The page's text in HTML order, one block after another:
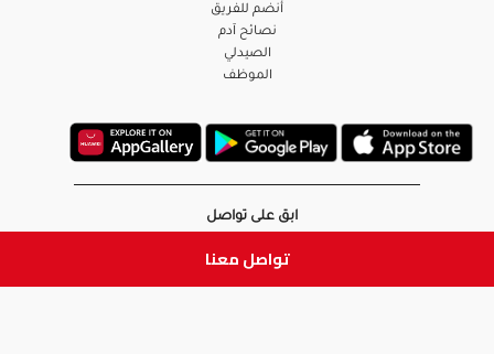
تواصل معنا
أنضم للفريق
نصائح آدم
الصيدلي
الموظف
ابق على تواصل